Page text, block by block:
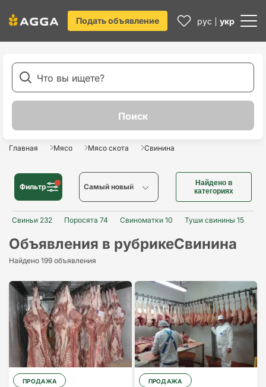
Подать объявление рус укр
Главная Мясо Мясо скота Свинина
Фильтр Cамый новый
Cамый новый
Cамый старый
Cамый
дешевый
Найдено в
категориях
Свиньи 232 Поросята 74 Свиноматки 10 Туши свинины 15
Объявления в рубрикеСвинина
Найдено 199 объявления
ПРОДАЖА ПРОДАЖА